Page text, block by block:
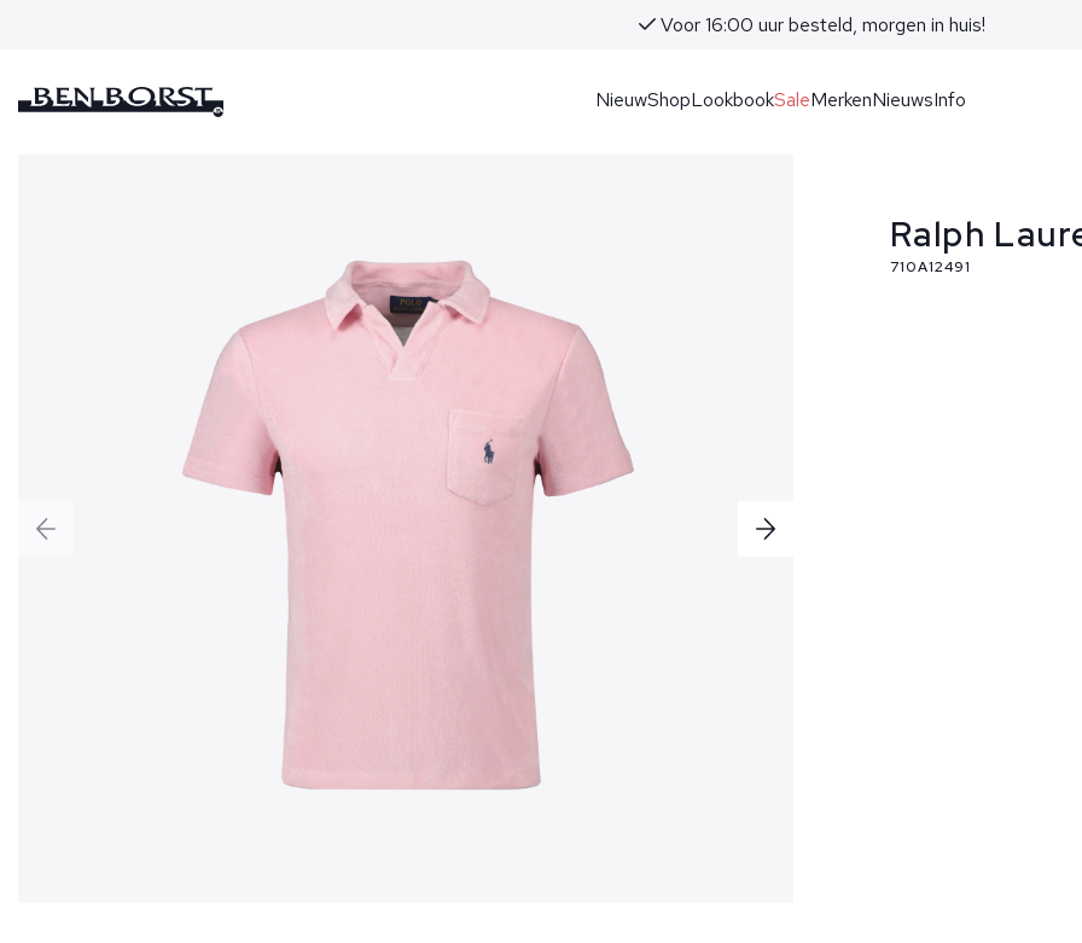
Voor 16:00 uur besteld, morgen in huis!
NieuwShopLookbookSaleMerkenNieuwsInfo
Ralph
710A12491